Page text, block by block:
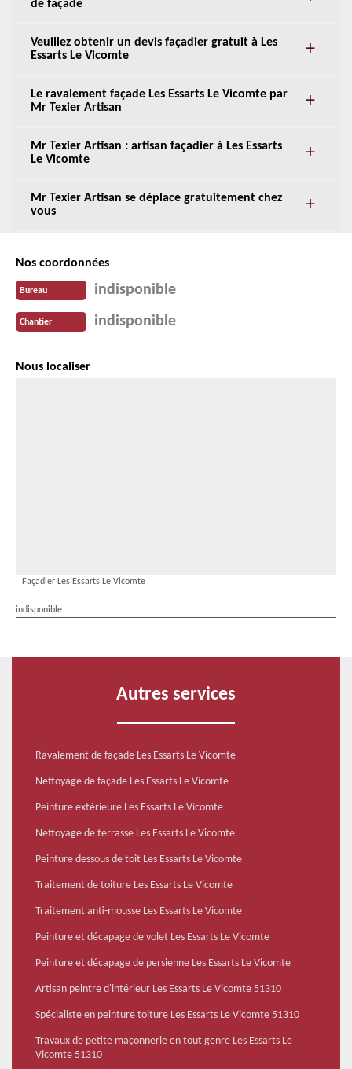
de façade
Veuillez obtenir un devis façadier gratuit à Les
Essarts Le Vicomte
Le ravalement façade Les Essarts Le Vicomte par
Mr Texier Artisan
Mr Texier Artisan : artisan façadier à Les Essarts
Le Vicomte
Mr Texier Artisan se déplace gratuitement chez
vous
Nos coordonnées
Bureau indisponible
Chantier indisponible
Nous localiser
Façadier Les Essarts Le Vicomte
indisponible
Autres services
Ravalement de façade Les Essarts Le Vicomte
Nettoyage de façade Les Essarts Le Vicomte
Peinture extérieure Les Essarts Le Vicomte
Nettoyage de terrasse Les Essarts Le Vicomte
Peinture dessous de toit Les Essarts Le Vicomte
Traitement de toiture Les Essarts Le Vicomte
Traitement anti-mousse Les Essarts Le Vicomte
Peinture et décapage de volet Les Essarts Le Vicomte
Peinture et décapage de persienne Les Essarts Le Vicomte
Artisan peintre d'intérieur Les Essarts Le Vicomte 51310
Spécialiste en peinture toiture Les Essarts Le Vicomte 51310
Travaux de petite maçonnerie en tout genre Les Essarts Le
Vicomte 51310